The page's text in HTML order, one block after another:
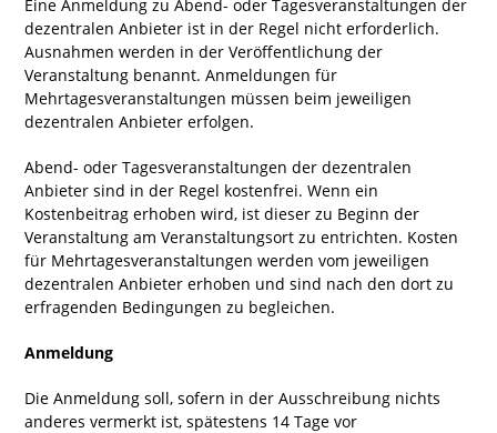
Eine Anmeldung zu Abend- oder Tagesveranstaltungen der
dezentralen Anbieter ist in der Regel nicht erforderlich.
Ausnahmen werden in der Veröffentlichung der
Veranstaltung benannt. Anmeldungen für
Mehrtagesveranstaltungen müssen beim jeweiligen
dezentralen Anbieter erfolgen.
Abend- oder Tagesveranstaltungen der dezentralen
Anbieter sind in der Regel kostenfrei. Wenn ein
Kostenbeitrag erhoben wird, ist dieser zu Beginn der
Veranstaltung am Veranstaltungsort zu entrichten. Kosten
für Mehrtagesveranstaltungen werden vom jeweiligen
dezentralen Anbieter erhoben und sind nach den dort zu
erfragenden Bedingungen zu begleichen.
Anmeldung
Die Anmeldung soll, sofern in der Ausschreibung nichts
anderes vermerkt ist, spätestens 14 Tage vor